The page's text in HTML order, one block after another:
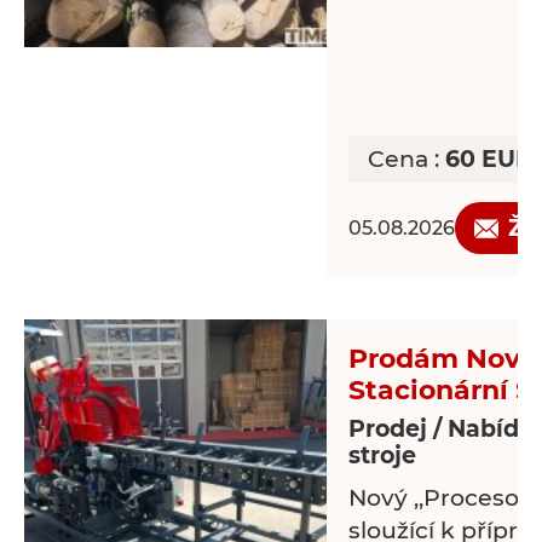
Cena : 60 EUR/
05.08.2026
Prodám
Stacionární
Prodej /
stroje
Nový ,,Procesor
sloužící k